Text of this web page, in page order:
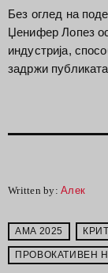
Без оглед на
Џенифер Лопез
индустрија,
задржи
Written by:Алек
AMA 2025
ПРОВОКАТИВЕН